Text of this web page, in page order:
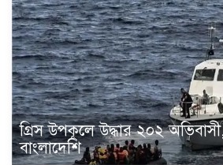
গ্রিস উপকূলে উদ্ধার ২০২
বাংলাদেশি